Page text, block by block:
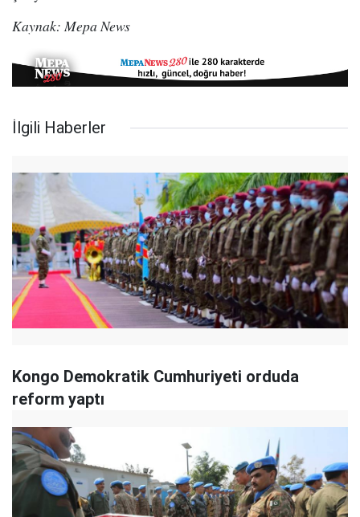
Kaynak: Mepa News
İlgili Haberler
Kongo Demokratik Cumhuriyeti orduda
reform yaptı